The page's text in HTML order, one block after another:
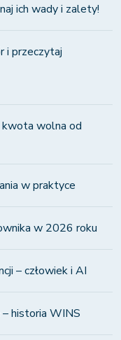
ich wady i zalety!
i przeczytaj
wolna od
w praktyce
w 2026 roku
– człowiek i AI
historia WINS